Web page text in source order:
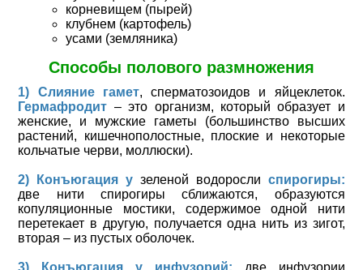
корневищем (пырей)
клубнем (картофель)
усами (земляника)
Способы полового размножения
1) Слияние гамет, сперматозоидов и яйцеклеток.
Гермафродит – это организм, который образует и
женские, и мужские гаметы (большинство высших
растений, кишечнополостные, плоские и некоторые
кольчатые черви, моллюски).
2) Конъюгация у зеленой водоросли спирогиры:
две нити спирогиры сближаются, образуются
копуляционные мостики, содержимое одной нити
перетекает в другую, получается одна нить из зигот,
вторая – из пустых оболочек.
3) Конъюгация у инфузорий: две инфузории